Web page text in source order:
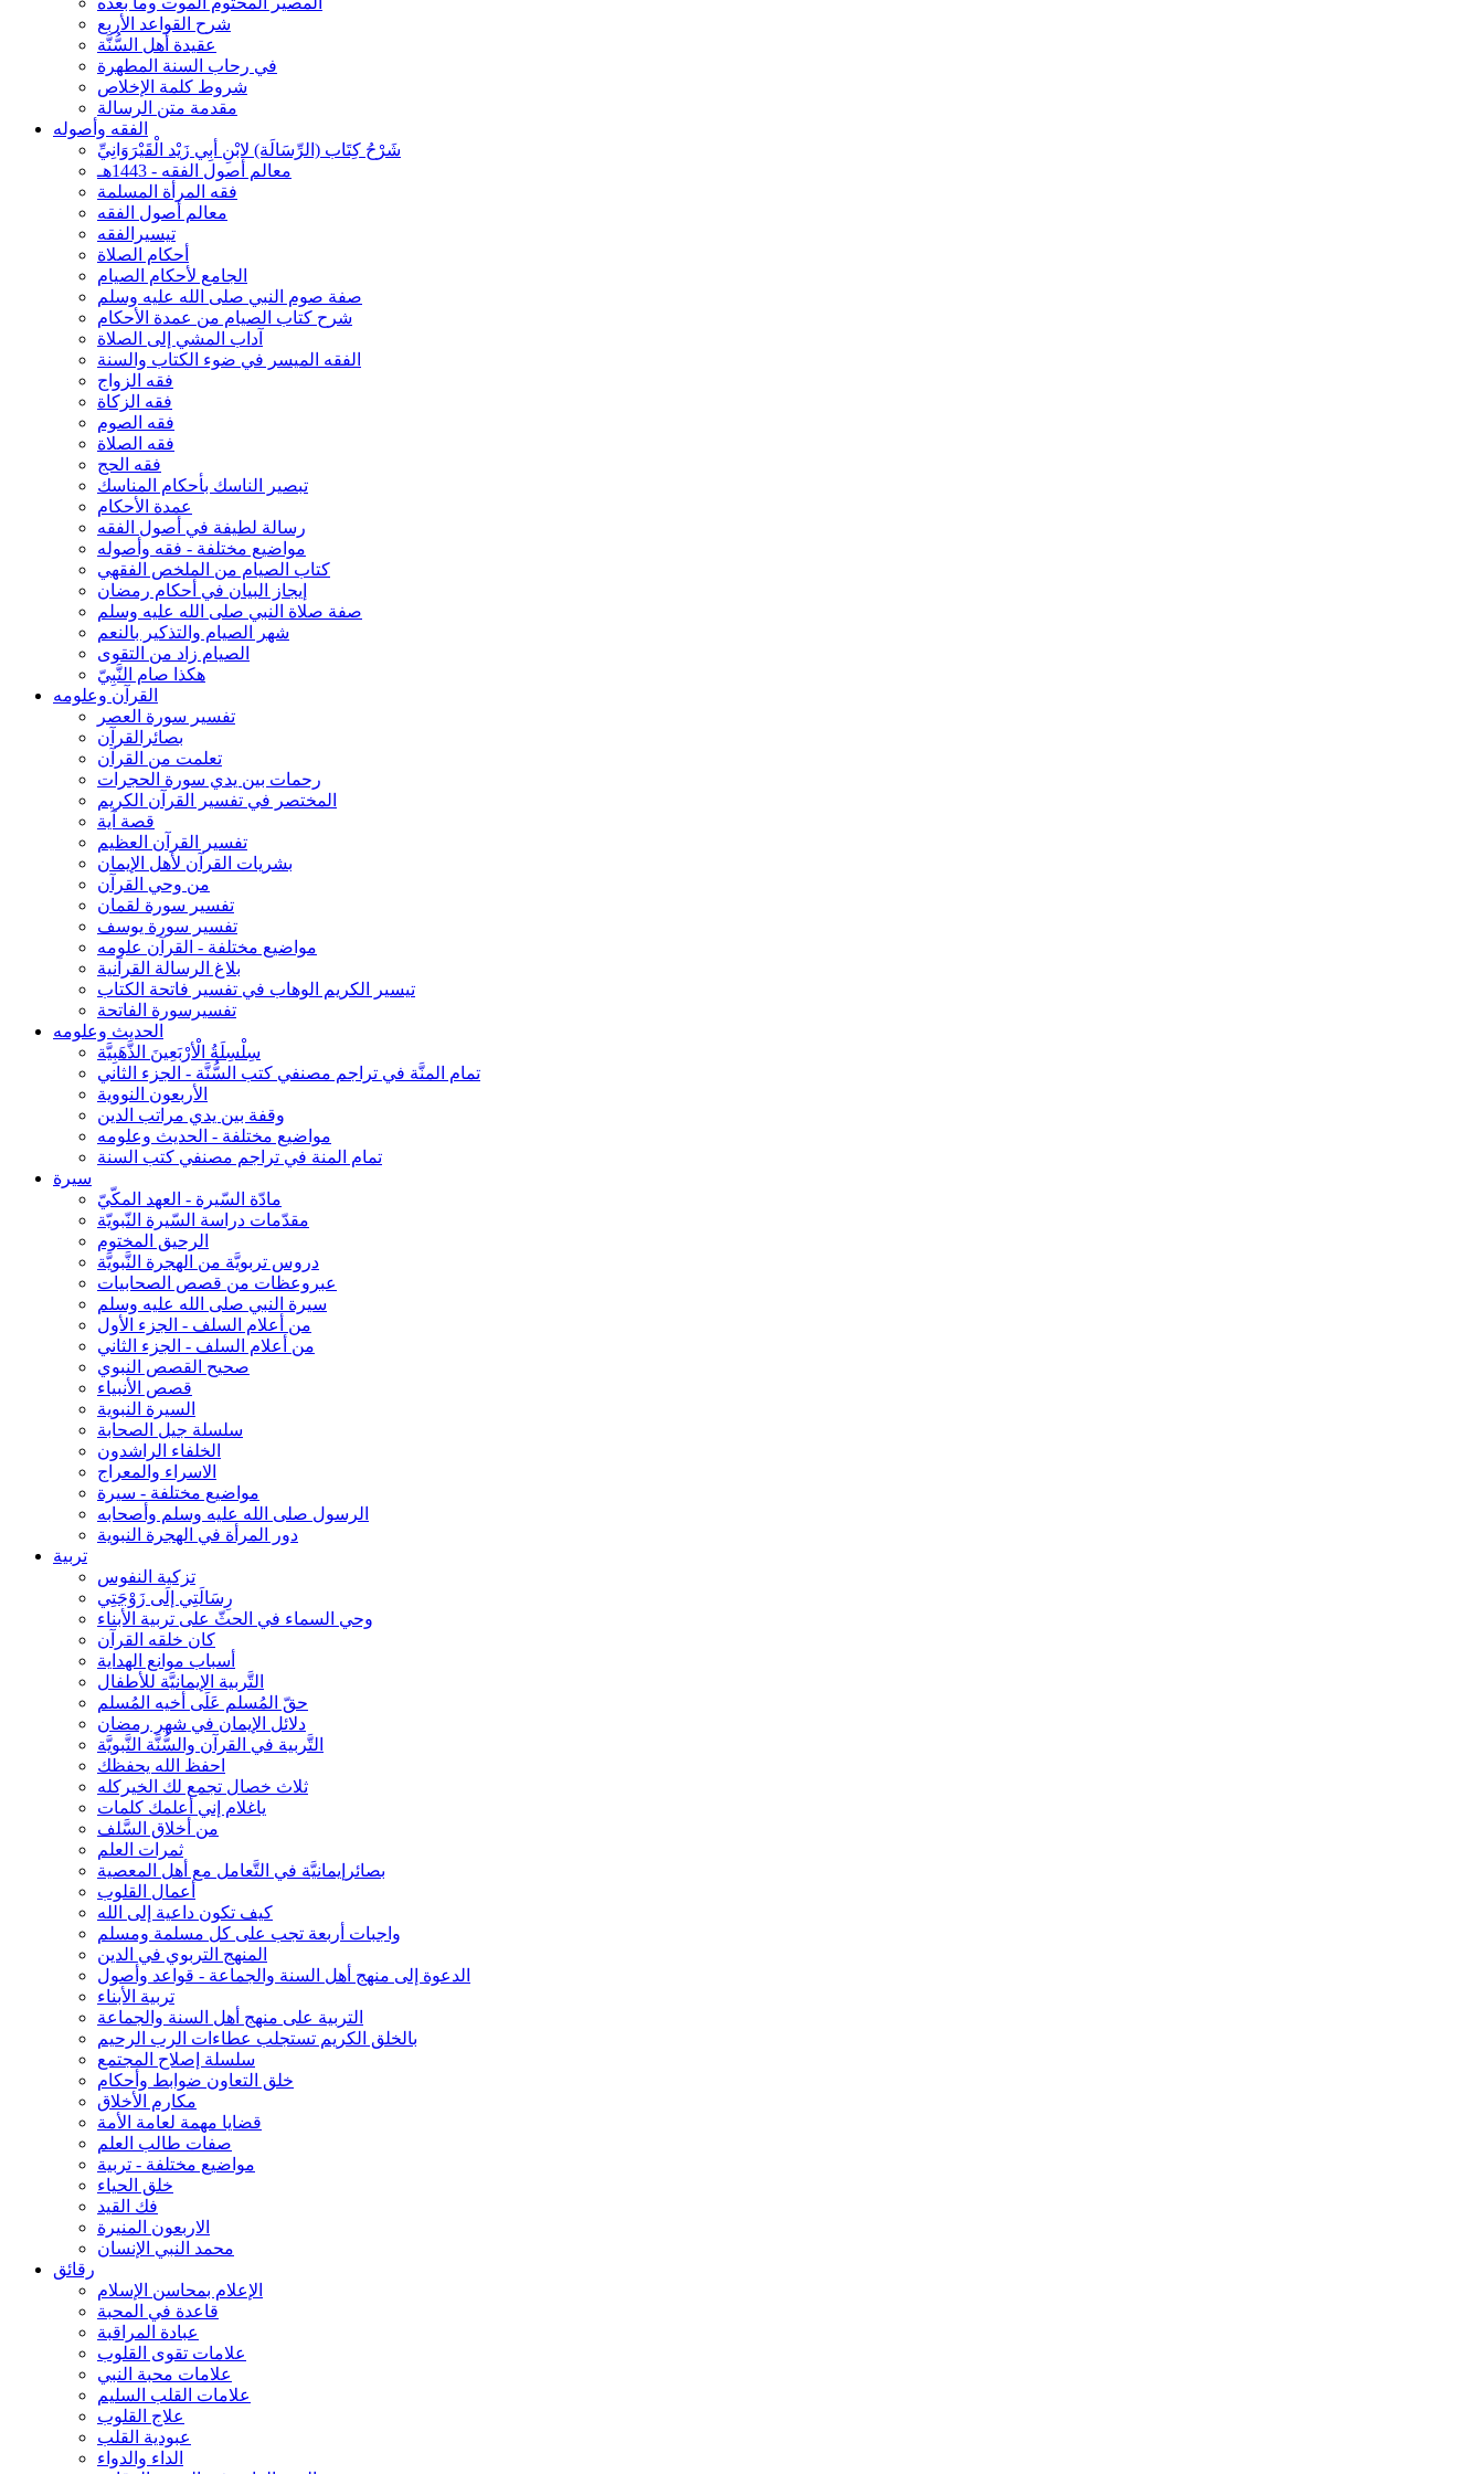
شرح القواعد الأربع
عقيدة أهل السُّنَّة
في رحاب السنة المطهرة
شروط كلمة الإخلاص
مقدمة متن الرسالة
الفقه وأصوله
شَرْحُ كِتَاب (الرِّسَالَة) لابْنِ أبِي زَيْد الْقَيْرَوَانِيِّ
معالم أصول الفقه - 1443هـ
فقه المرأة المسلمة
معالم أصول الفقه
تيسيرالفقه
أحكام الصلاة
الجامع لأحكام الصيام
صفة صوم النبي صلى الله عليه وسلم
شرح كتاب الصيام من عمدة الأحكام
آداب المشي إلى الصلاة
الفقه الميسر في ضوء الكتاب والسنة
فقه الزواج
فقه الزكاة
فقه الصوم
فقه الصلاة
فقه الحج
تبصير الناسك بأحكام المناسك
عمدة الأحكام
رسالة لطيفة في أصول الفقه
مواضيع مختلفة - فقه وأصوله
كتاب الصيام من الملخص الفقهي
إيجاز البيان في أحكام رمضان
صفة صلاة النبي صلى الله عليه وسلم
شهر الصيام والتذكير بالنعم
الصيام زاد من التقوى
هكذا صام النَّبِيّ
القرآن وعلومه
تفسير سورة العصر
بصائرالقرآن
تعلمت من القرآن
رحمات بين يدي سورة الحجرات
المختصر في تفسير القرآن الكريم
قصة آية
تفسير القرآن العظيم
بشريات القرآن لأهل الإيمان
من وحي القرآن
تفسير سورة لقمان
تفسير سورة يوسف
مواضيع مختلفة - القرآن علومه
بلاغ الرسالة القرآنية
تيسير الكريم الوهاب في تفسير فاتحة الكتاب
تفسيرسورة الفاتحة
الحديث وعلومه
سِلْسِلَةُ الْأرْبَعِينَ الذَّهَبِيَّة
تمام المنَّة في تراجم مصنفي كتب السُّنَّة - الجزء الثاني
الأربعون النووية
وقفة بين يدي مراتب الدين
مواضيع مختلفة - الحديث وعلومه
تمام المنة في تراجم مصنفي كتب السنة
سيرة
مادّة السّيرة - العهد المكّيّ
مقدّمات دراسة السّيرة النّبويّة
الرحيق المختوم
دروس تربويَّة من الهجرة النَّبويَّة
عبروعظات من قصص الصحابيات
سيرة النبي صلى الله عليه وسلم
من أعلام السلف - الجزء الأول
من أعلام السلف - الجزء الثاني
صحيح القصص النبوي
قصص الأنبياء
السيرة النبوية
سلسلة جيل الصحابة
الخلفاء الراشدون
الاسراء والمعراج
مواضيع مختلفة - سيرة
الرسول صلى الله عليه وسلم وأصحابه
دور المرأة في الهجرة النبوية
تربية
تزكية النفوس
رِسَالَتِي إلَى زَوْجَتِي
وحي السماء في الحثّ على تربية الأبناء
كان خلقه القرآن
أسباب موانع الهداية
التَّربية الإيمانيَّة للأطفال
حقّ المُسلم عَلَى أخيه المُسلم
دلائل الإيمان في شهر رمضان
التَّربية في القرآن والسُّنَّة النَّبويَّة
احفظ الله يحفظك
ثلاث خصال تجمع لك الخيركله
ياغلام إني أعلمك كلمات
من أخلاق السَّلف
ثمرات العلم
بصائرإيمانيَّة في التَّعامل مع أهل المعصية
أعمال القلوب
كيف تكون داعية إلى الله
واجبات أربعة تجب على كل مسلمة ومسلم
المنهج التربوي في الدين
الدعوة إلى منهج أهل السنة والجماعة - قواعد وأصول
تربية الأبناء
التربية على منهج أهل السنة والجماعة
بالخلق الكريم تستجلب عطاءات الرب الرحيم
سلسلة إصلاح المجتمع
خلق التعاون ضوابط وأحكام
مكارم الأخلاق
قضايا مهمة لعامة الأمة
صفات طالب العلم
مواضيع مختلفة - تربية
خلق الحياء
فك القيد
الاربعون المنيرة
محمد النبي الإنسان
رقائق
الإعلام بمحاسن الإسلام
قاعدة في المحبة
عبادة المراقبة
علامات تقوى القلوب
علامات محبة النبي
علامات القلب السليم
علاج القلوب
عبودية القلب
الداء والدواء